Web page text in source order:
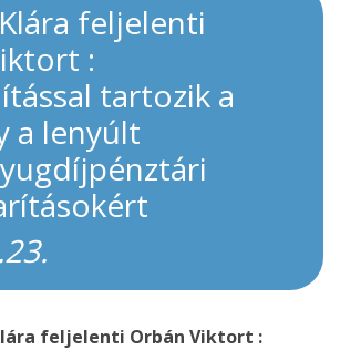
feljelenti
:
tartozik a
a lenyúlt
feljelenti Orbán Viktort :